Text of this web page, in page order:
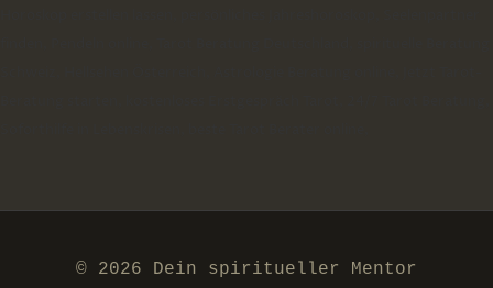
© 2026 Dein spiritueller Mentor